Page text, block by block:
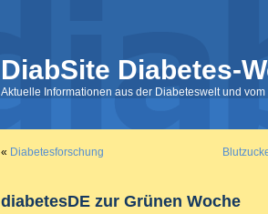
DiabSite Diabetes-
Aktuelle Informationen aus der Diabeteswelt und
« Diabetesforschung
diabetesDE zur Grünen Woche